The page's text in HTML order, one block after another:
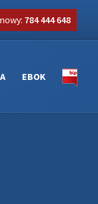
784 444 648
EBOK